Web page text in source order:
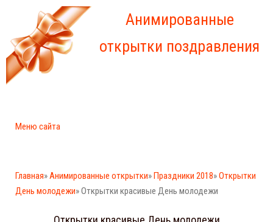
Анимированные
открытки поздравления
Меню сайта
Главная»Анимированные открытки»Праздники 2018»Открытки
День молодежи» Открытки красивые День молодежи